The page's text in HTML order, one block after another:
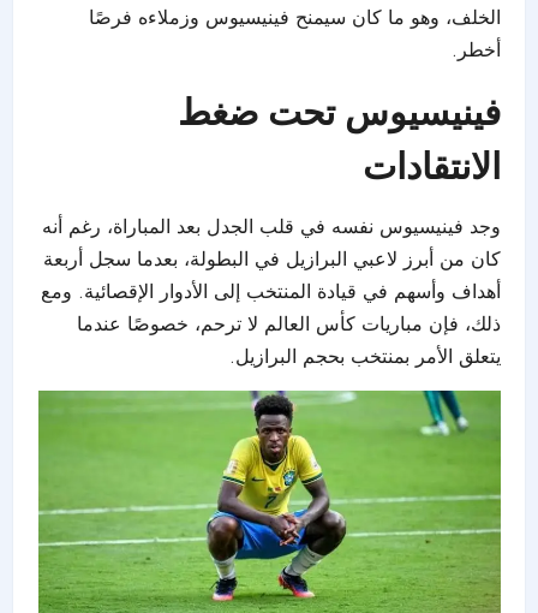
الخلف، وهو ما كان سيمنح فينيسيوس وزملاءه فرصًا
أخطر.
فينيسيوس تحت ضغط
الانتقادات
وجد فينيسيوس نفسه في قلب الجدل بعد المباراة، رغم أنه
كان من أبرز لاعبي البرازيل في البطولة، بعدما سجل أربعة
أهداف وأسهم في قيادة المنتخب إلى الأدوار الإقصائية. ومع
ذلك، فإن مباريات كأس العالم لا ترحم، خصوصًا عندما
يتعلق الأمر بمنتخب بحجم البرازيل.